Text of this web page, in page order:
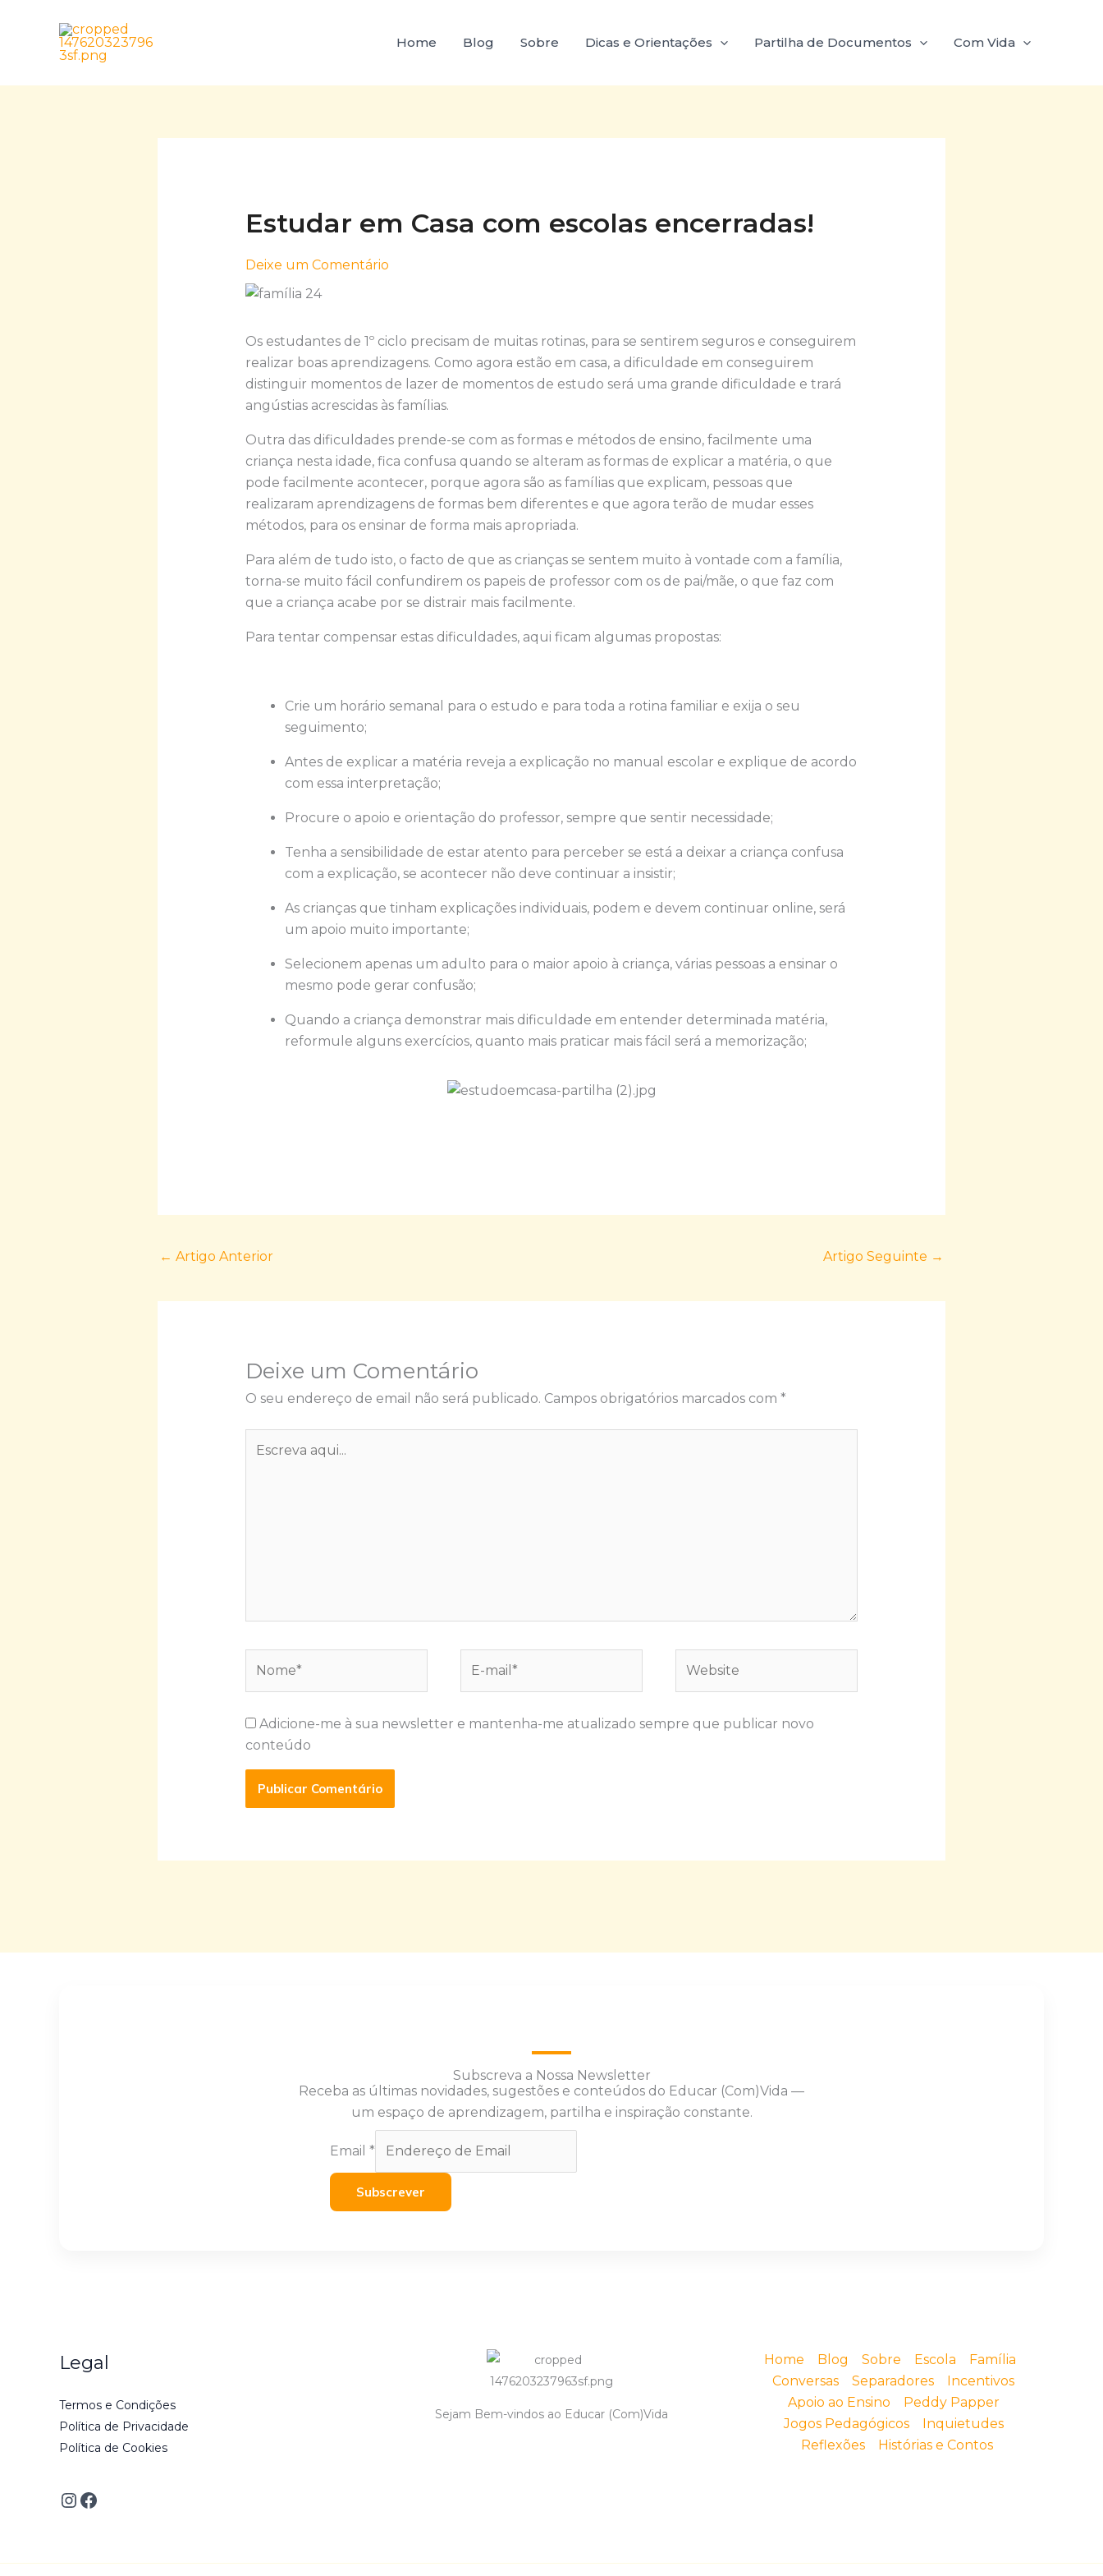
Home Blog Sobre Dicas e Orientações Partilha de Documentos Com Vida
Estudar em Casa com escolas encerradas!
Deixe um Comentário
Os estudantes de 1º ciclo precisam de muitas rotinas, para se sentirem seguros e conseguirem
realizar boas aprendizagens. Como agora estão em casa, a dificuldade em conseguirem
distinguir momentos de lazer de momentos de estudo será uma grande dificuldade e trará
angústias acrescidas às famílias.
Outra das dificuldades prende-se com as formas e métodos de ensino, facilmente uma
criança nesta idade, fica confusa quando se alteram as formas de explicar a matéria, o que
pode facilmente acontecer, porque agora são as famílias que explicam, pessoas que
realizaram aprendizagens de formas bem diferentes e que agora terão de mudar esses
métodos, para os ensinar de forma mais apropriada.
Para além de tudo isto, o facto de que as crianças se sentem muito à vontade com a família,
torna-se muito fácil confundirem os papeis de professor com os de pai/mãe, o que faz com
que a criança acabe por se distrair mais facilmente.
Para tentar compensar estas dificuldades, aqui ficam algumas propostas:
Crie um horário semanal para o estudo e para toda a rotina familiar e exija o seu
seguimento;
Antes de explicar a matéria reveja a explicação no manual escolar e explique de acordo
com essa interpretação;
Procure o apoio e orientação do professor, sempre que sentir necessidade;
Tenha a sensibilidade de estar atento para perceber se está a deixar a criança confusa
com a explicação, se acontecer não deve continuar a insistir;
As crianças que tinham explicações individuais, podem e devem continuar online, será
um apoio muito importante;
Selecionem apenas um adulto para o maior apoio à criança, várias pessoas a ensinar o
mesmo pode gerar confusão;
Quando a criança demonstrar mais dificuldade em entender determinada matéria,
reformule alguns exercícios, quanto mais praticar mais fácil será a memorização;
← Artigo Anterior Artigo Seguinte →
Deixe um Comentário
O seu endereço de email não será publicado. Campos obrigatórios marcados com *
aqui...
mail*
Adicione-me à sua newsletter e mantenha-me atualizado sempre que publicar novo
conteúdo
Subscreva a Nossa Newsletter
Receba as últimas novidades, sugestões e conteúdos do Educar (Com)Vida —
um espaço de aprendizagem, partilha e inspiração constante.
Email *
Subscrever
Legal
Termos e Condições
Política de Privacidade
Política de Cookies
Sejam Bem-vindos ao Educar (Com)Vida
Home Blog Sobre Escola
Família
Conversas
Separadores
Incentivos
Apoio ao Ensino
Peddy Papper
Jogos Pedagógicos
Inquietudes
Reflexões
Histórias e Contos